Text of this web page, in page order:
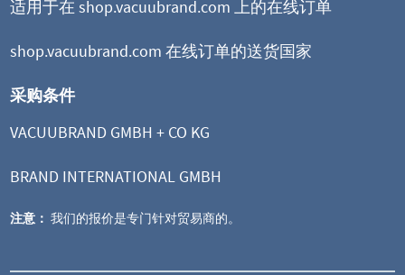
适用于在 shop.vacuubrand.com 上的在线订单
shop.vacuubrand.com 在线订单的送货国家
采购条件
VACUUBRAND GMBH + CO KG
BRAND INTERNATIONAL GMBH
注意： 我们的报价是专门针对贸易商的。